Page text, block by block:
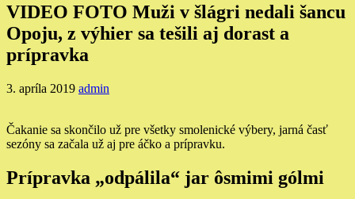
VIDEO FOTO Muži v šlágri nedali šancu
Opoju, z výhier sa tešili aj dorast a
prípravka
3. apríla 2019 admin
Čakanie sa skončilo už pre všetky smolenické výbery, jarná časť
sezóny sa začala už aj pre áčko a prípravku.
Prípravka „odpálila“ jar ôsmimi gólmi